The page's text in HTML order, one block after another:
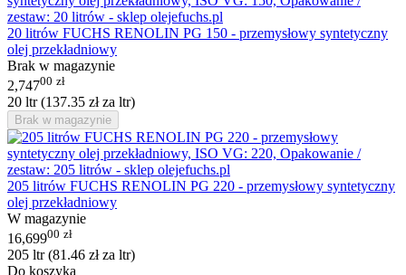
20 litrów FUCHS RENOLIN PG 150 - przemysłowy syntetyczny
olej przekładniowy
Brak w magazynie
2,74700 zł
20 ltr (137.35 złza ltr)
Brak w magazynie
205 litrów FUCHS RENOLIN PG 220 - przemysłowy syntetyczny
olej przekładniowy
W magazynie
16,69900 zł
205 ltr (81.46 złza ltr)
Do koszyka